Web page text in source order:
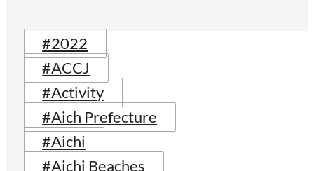
#2022
#ACCJ
#Activity
#Aich Prefecture
#Aichi
#Aichi Beaches